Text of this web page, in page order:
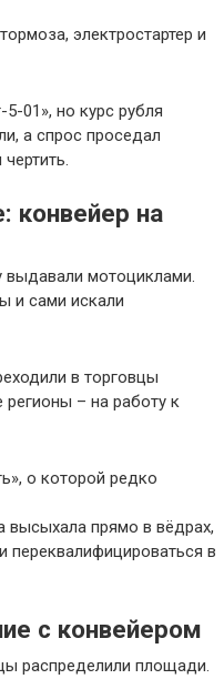
электростартер и
01», но курс рубля
а спрос проседал
конвейер на
выдавали мотоциклами.
и сами искали
в торговцы
регионы – на работу к
о которой редко
высыхала прямо в вёдрах,
переквалифицироваться в
с конвейером
распределили площади.